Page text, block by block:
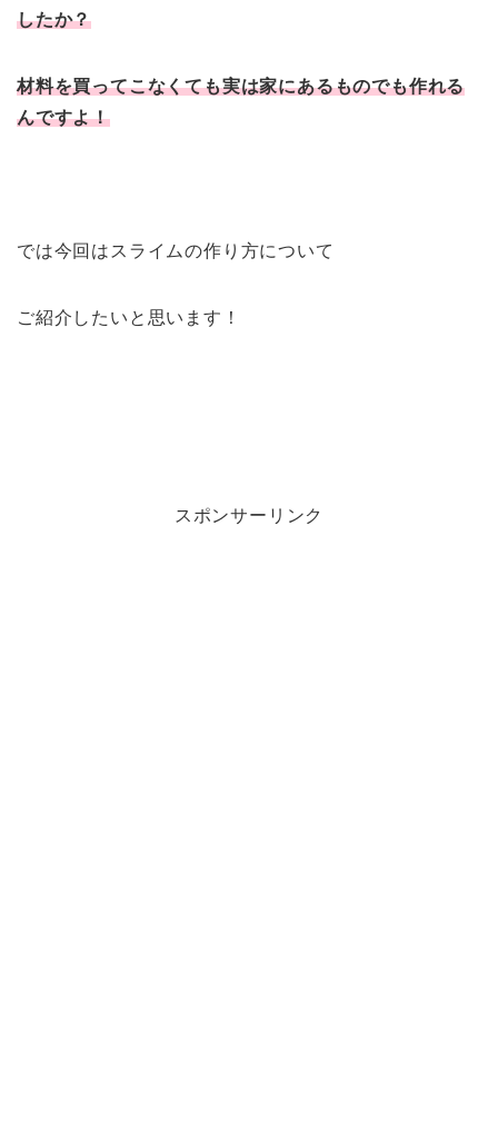
したか？
材料を買ってこなくても実は家にあるものでも作れる
んですよ！
では今回はスライムの作り方について
ご紹介したいと思います！
スポンサーリンク